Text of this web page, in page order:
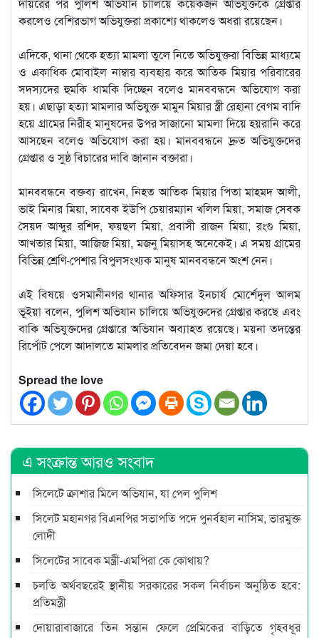
করলেও বেশিরভাগ অভিযুক্তরা প্রকাশ্যে থাকলেও অধরা রয়েছেন।
এদিকে, থানা থেকে হত্যা মামলা তুলে নিতে অভিযুক্তরা বিভিন্ন মাধ্যমে
ও একাধিক মোবাইল নাম্বার ব্যবহার করে আতিক মিয়ার পরিবারের
সদস্যদের হুমকি ধামকি দিচ্ছেন বলেও মানববন্ধনে অভিযোগ করা
হয়। এছাড়া হত্যা মামলার অভিযুক্ত মামুন মিয়ার স্ত্রী রেহানা বেগম বাদি
হয়ে গ্রামের নিরীহ মানুষদের উপর সাজানো মামলা দিয়ে হয়রানি করে
আসছেন বলেও অভিযোগ করা হয়। মানববন্ধনে দ্রুত অভিযুক্তদের
গ্রেপ্তার ও সুষ্ঠ বিচারের দাবি জানান বক্তারা।
মানববন্ধনে বক্তব্য রাখেন, নিহত আতিক মিয়ার পিতা মাহমদ আলী,
ভাই মিনার মিয়া, সাবেক ইউপি চেয়ারম্যান খলিল মিয়া, সমাজ সেবক
সৈয়দ আব্দুর রশিদ, ফয়ছল মিয়া, প্রবাসী রাজন মিয়া, রংগু মিয়া,
আখতার মিয়া, আজিজ মিয়া, মজনু মিয়াসহ অনেকেই। এ সময় গ্রামের
বিভিন্ন শ্রেণি-পেশার বিপুলসংখ্যক মানুষ মানববন্ধনে অংশ নেন।
এই বিষয়ে ওসমানীনগর থানার অফিসার ইনচার্য মোর্শেদুল আলম
ভূইয়া বলেন, পুলিশ অভিযান চালিয়ে অভিযুক্তদের গ্রেপ্তার করছে এবং
বাকি অভিযুক্তদের গ্রেপ্তারে অভিযান অব্যাহত রয়েছে। ময়না তদন্তের
রির্পোট পেলে আদালতে মামলার প্রতিবেদন জমা দেয়া হবে।
Spread the love
এ সংক্রান্ত আরও সংবাদ
সিলেটে ক্রাশার মিলে অভিযান, যা পেল পুলিশ
সিলেট মহানগর বিএনপির সভাপতি পদে পুনর্বহাল নাসিম, ভারমুক্ত
লোদী
সিলেটের সাবেক মন্ত্রী-এমপিরা কে কোথায়?
চলতি অর্থবছরেই স্থানীয় সরকারের সকল নির্বাচন অনুষ্ঠিত হবে:
প্রতিমন্ত্রী
দোয়ারাবাজারে তিন সন্তান ফেলে প্রেমিকের বাড়িতে গৃহবধূর